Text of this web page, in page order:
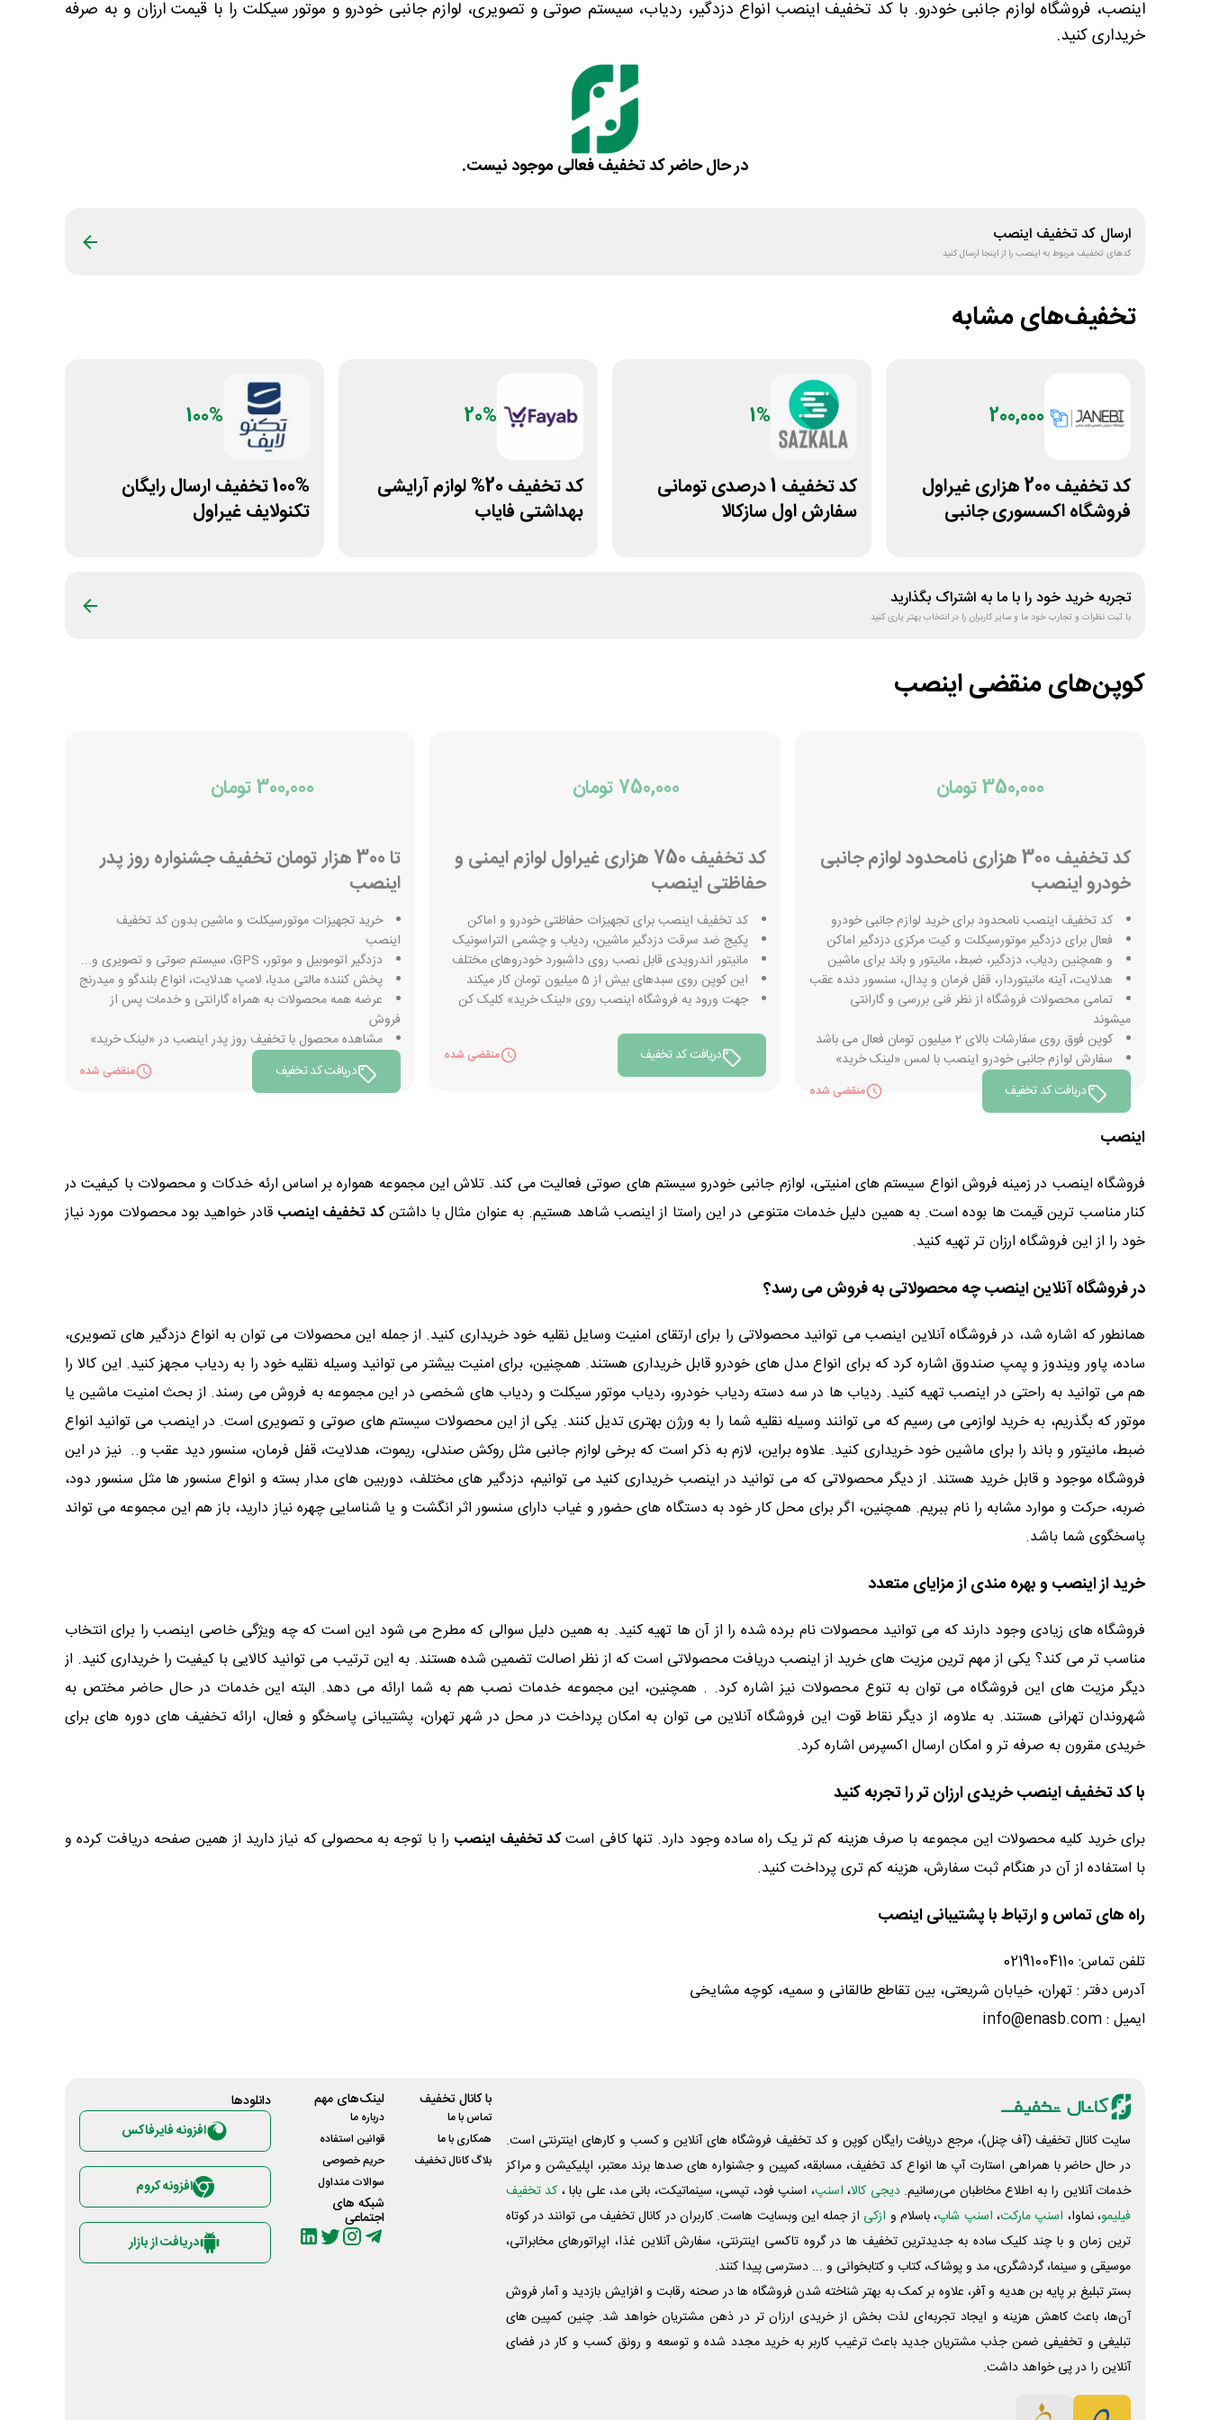
اینصب، فروشگاه لوازم جانبی خودرو. با کد تخفیف اینصب انواع دزدگیر، ردیاب، سیستم صوتی و تصویری، لوازم جانبی خودرو و موتور سیکلت را با قیمت ارزان و به صرفه
خریداری کنید.
در حال حاضر کد تخفیف فعالی موجود نیست.
ارسال کد تخفیف اینصب
کدهای تخفیف مربوط بهاینصبرا از اینجا ارسال کنید
تخفیف‌های مشابه
200,000
کد تخفیف 200 هزاری غیراول
فروشگاه اکسسوری جانبی
1%
کد تخفیف 1 درصدی تومانی
سفارش اول سازکالا
20%
کد تخفیف 20% لوازم آرایشی
بهداشتی فایاب
100%
100% تخفیف ارسال رایگان
تکنولایف غیراول
تجربه خرید خود را با ما به اشتراک بگذارید
با ثبت نظرات و تجارب خود ما و سایر کاربران را در انتخاب بهتر یاری کنید
کوپن‌های منقضیاینصب
350,000 تومان
کد تخفیف 300 هزاری نامحدود لوازم جانبی
خودرو اینصب
کد تخفیف اینصب نامحدود برای خرید لوازم جانبی خودرو
فعال برای دزدگیر موتورسیکلت و کیت مرکزی دزدگیر اماکن
و همچنین ردیاب، دزدگیر، ضبط، مانیتور و باند برای ماشین
هدلایت، آینه مانیتوردار، قفل فرمان و پدال، سنسور دنده عقب
تمامی محصولات فروشگاه از نظر فنی بررسی و گارانتی
میشوند
کوپن فوق روی سفارشات بالای 2 میلیون تومان فعال می باشد
سفارش لوازم جانبی خودرو اینصب با لمس «لینک خرید»
دریافت کد تخفیف
منقضی شده
750,000 تومان
کد تخفیف 750 هزاری غیراول لوازم ایمنی و
حفاظتی اینصب
کد تخفیف اینصب برای تجهیزات حفاظتی خودرو و اماکن
پکیج ضد سرقت دزدگیر ماشین، ردیاب و چشمی التراسونیک
مانیتور اندرویدی قابل نصب روی داشبورد خودروهای مختلف
این کوپن روی سبدهای بیش از 5 میلیون تومان کار میکند
جهت ورود به فروشگاه اینصب روی «لینک خرید» کلیک کن
دریافت کد تخفیف منقضی شده
300,000 تومان
تا 300 هزار تومان تخفیف جشنواره روز پدر
اینصب
خرید تجهیزات موتورسیکلت و ماشین بدون کد تخفیف
اینصب
دزدگیر اتوموبیل و موتور، GPS، سیستم صوتی و تصویری و...
پخش کننده مالتی مدیا، لامپ هدلایت، انواع بلندگو و میدرنج
عرضه همه محصولات به همراه گارانتی و خدمات پس از
فروش
مشاهده محصول با تخفیف روز پدر اینصب در «لینک خرید»
دریافت کد تخفیف
منقضی شده
اینصب
فروشگاه اینصب در زمینه فروش انواع سیستم های امنیتی، لوازم جانبی خودرو سیستم های صوتی فعالیت می کند. تلاش این مجموعه همواره بر اساس ارئه خدکات و محصولات با کیفیت در
کنار مناسب ترین قیمت ها بوده است. به همین دلیل خدمات متنوعی در این راستا از اینصب شاهد هستیم. به عنوان مثال با داشتنکد تخفیف اینصب قادر خواهید بود محصولات مورد نیاز
خود را از این فروشگاه ارزان تر تهیه کنید.
در فروشگاه آنلاین اینصب چه محصولاتی به فروش می رسد؟
همانطور که اشاره شد، در فروشگاه آنلاین اینصب می توانید محصولاتی را برای ارتقای امنیت وسایل نقلیه خود خریداری کنید. از جمله این محصولات می توان به انواع دزدگیر های تصویری،
ساده، پاور ویندوز و پمپ صندوق اشاره کرد که برای انواع مدل های خودرو قابل خریداری هستند. همچنین، برای امنیت بیشتر می توانید وسیله نقلیه خود را به ردیاب مجهز کنید. این کالا را
هم می توانید به راحتی در اینصب تهیه کنید. ردیاب ها در سه دسته ردیاب خودرو، ردیاب موتور سیکلت و ردیاب های شخصی در این مجموعه به فروش می رسند. از بحث امنیت ماشین یا
موتور که بگذریم، به خرید لوازمی می رسیم که می توانند وسیله نقلیه شما را به ورژن بهتری تدیل کنند. یکی از این محصولات سیستم های صوتی و تصویری است. در اینصب می توانید انواع
ضبط، مانیتور و باند را برای ماشین خود خریداری کنید. علاوه براین، لازم به ذکر است که برخی لوازم جانبی مثل روکش صندلی، ریموت، هدلایت، قفل فرمان، سنسور دید عقب و.. نیز در این
فروشگاه موجود و قابل خرید هستند. از دیگر محصولاتی که می توانید در اینصب خریداری کنید می توانیم، دزدگیر های مختلف، دوربین های مدار بسته و انواع سنسور ها مثل سنسور دود،
ضربه، حرکت و موارد مشابه را نام ببریم. همچنین، اگر برای محل کار خود به دستگاه های حضور و غیاب دارای سنسور اثر انگشت و یا شناسایی چهره نیاز دارید، باز هم این مجموعه می تواند
پاسخگوی شما باشد.
خرید از اینصب و بهره مندی از مزایای متعدد
فروشگاه های زیادی وجود دارند که می توانید محصولات نام برده شده را از آن ها تهیه کنید. به همین دلیل سوالی که مطرح می شود این است که چه ویژگی خاصی اینصب را برای انتخاب
مناسب تر می کند؟ یکی از مهم ترین مزیت های خرید از اینصب دریافت محصولاتی است که از نظر اصالت تضمین شده هستند. به این ترتیب می توانید کالایی با کیفیت را خریداری کنید. از
دیگر مزیت های این فروشگاه می توان به تنوع محصولات نیز اشاره کرد. . همچنین، این مجموعه خدمات نصب هم به شما ارائه می دهد. البته این خدمات در حال حاضر مختص به
شهروندان تهرانی هستند. به علاوه، از دیگر نقاط قوت این فروشگاه آنلاین می توان به امکان پرداخت در محل در شهر تهران، پشتیبانی پاسخگو و فعال، ارائه تخفیف های دوره های برای
خریدی مقرون به صرفه تر و امکان ارسال اکسپرس اشاره کرد.
با کد تخفیف اینصب خریدی ارزان تر را تجربه کنید
برای خرید کلیه محصولات این مجموعه با صرف هزینه کم تر یک راه ساده وجود دارد. تنها کافی استکد تخفیف اینصب را با توجه به محصولی که نیاز دارید از همین صفحه دریافت کرده و
با استفاده از آن در هنگام ثبت سفارش، هزینه کم تری پرداخت کنید.
راه های تماس و ارتباط با پشتیبانی اینصب
تلفن تماس: 02191004110
آدرس دفتر : تهران، خیابان شریعتی، بین تقاطع طالقانی و سمیه، کوچه مشایخی
ایمیل : info@enasb.com
سایت کانال تخفیف (آف چنل)، مرجع دریافت رایگان کوپن و کد تخفیف فروشگاه های آنلاین و کسب و‌ کارهای اینترنتی است.
در حال حاضر با همراهی استارت آپ ها انواع کد تخفیف، مسابقه، کمپین و جشنواره های صدها برند معتبر، اپلیکیشن و مراکز
خدمات آنلاین را به اطلاع مخاطبان می‌رسانیم. دیجی کالا، اسنپ، اسنپ فود، تپسی، سینماتیکت، بانی مد، علی‌ بابا ، کد تخفیف
فیلیمو، نماوا، اسنپ مارکت، اسنپ شاپ، باسلام و ازکی از جمله این وبسایت ‌هاست. کاربران در کانال تخفیف می توانند در کوتاه
ترین زمان و با چند کلیک ساده به جدیدترین تخفیف ها در گروه تاکسی اینترنتی، سفارش آنلاین غذا، اپراتورهای مخابراتی،
موسیقی و سینما، گردشگری، مد و پوشاک، کتاب و کتابخوانی و ... دسترسی پیدا کنند.
بستر تبلیغ بر پایه بن هدیه و آفر، علاوه بر کمک به بهتر شناخته شدن فروشگاه ها در صحنه رقابت و افزایش بازدید و آمار فروش
آن‌ها، باعث کاهش هزینه و ایجاد تجربه‌ای لذت بخش از خریدی ارزان تر در ذهن مشتریان خواهد شد. چنین کمپین های
تبلیغی و تخفیفی ضمن جذب مشتریان جدید باعث ترغیب کاربر به خرید مجدد شده و توسعه و رونق کسب و کار در فضای
آنلاین را در پی خواهد داشت.
با کانال تخفیف
تماس با ما
همکاری با ما
بلاگ کانال تخفیف
لینک‌های مهم
درباره ما
قوانین استفاده
حریم خصوصی
سوالات متداول
شبکه های
اجتماعی
دانلود‌ها
افزونه فایرفاکس
افزونه کروم
دریافت از بازار